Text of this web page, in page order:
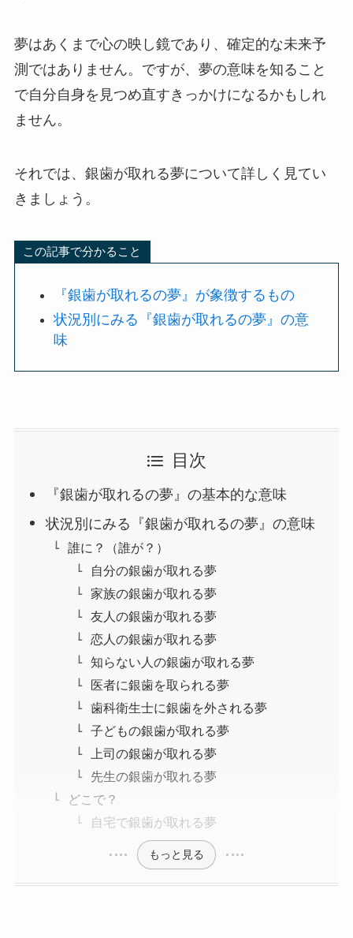
夢はあくまで心の映し鏡であり、確定的な未来予
測ではありません。ですが、夢の意味を知ること
で自分自身を見つめ直すきっかけになるかもしれ
ません。
それでは、銀歯が取れる夢について詳しく見てい
きましょう。
この記事で分かること
『銀歯が取れるの夢』が象徴するもの
状況別にみる『銀歯が取れるの夢』の意
味
目次
『銀歯が取れるの夢』の基本的な意味
状況別にみる『銀歯が取れるの夢』の意味
誰に？（誰が？）
自分の銀歯が取れる夢
家族の銀歯が取れる夢
友人の銀歯が取れる夢
恋人の銀歯が取れる夢
知らない人の銀歯が取れる夢
医者に銀歯を取られる夢
歯科衛生士に銀歯を外される夢
子どもの銀歯が取れる夢
上司の銀歯が取れる夢
先生の銀歯が取れる夢
どこで？
自宅で銀歯が取れる夢
もっと見る